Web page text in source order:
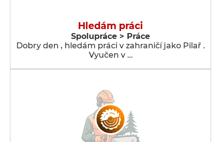
Hledám práci
Spolupráce > Práce
Dobry den , hledám práci v zahraničí jako Pilař .
Vyučen v …